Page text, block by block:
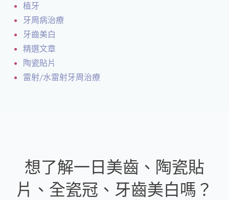
植牙
牙周病治療
牙齒美白
精選文章
陶瓷貼片
雷射/水雷射牙周治療
想了解一日美齒、陶瓷貼
片、全瓷冠、牙齒美白嗎？